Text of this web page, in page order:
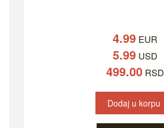
4.99 EUR
5.99 USD
499.00 RSD
Dodaj u korpu